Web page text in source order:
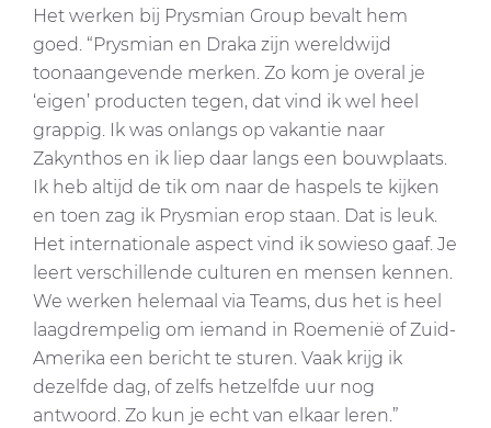
Het werken bij Prysmian Group bevalt hem
goed. “Prysmian en Draka zijn wereldwijd
toonaangevende merken. Zo kom je overal je
‘eigen’ producten tegen, dat vind ik wel heel
grappig. Ik was onlangs op vakantie naar
Zakynthos en ik liep daar langs een bouwplaats.
Ik heb altijd de tik om naar de haspels te kijken
en toen zag ik Prysmian erop staan. Dat is leuk.
Het internationale aspect vind ik sowieso gaaf. Je
leert verschillende culturen en mensen kennen.
We werken helemaal via Teams, dus het is heel
laagdrempelig om iemand in Roemenië of Zuid-
Amerika een bericht te sturen. Vaak krijg ik
dezelfde dag, of zelfs hetzelfde uur nog
antwoord. Zo kun je echt van elkaar leren.”